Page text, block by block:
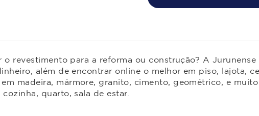
revestimento para a reforma ou construção? A Jurunense
além de encontrar online o melhor em piso, lajota,
madeira, mármore, granito, cimento, geométrico, e
quarto, sala de estar.